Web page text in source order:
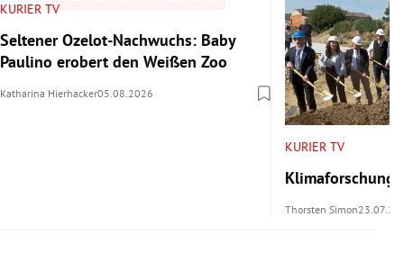
KURIER TV
Seltener Ozelot-Nachwuchs: Baby
Paulino erobert den Weißen Zoo
Katharina Hierhacker05.08.2026
KURIER TV
Klimaforschung
Thorsten Simon